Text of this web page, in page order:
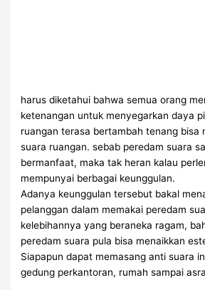
harus diketahui bahwa semua orang
ketenangan untuk menyegarkan daya
ruangan terasa bertambah tenang bisa
suara ruangan. sebab peredam suara
bermanfaat, maka tak heran kalau
mempunyai berbagai keunggulan.
Adanya keunggulan tersebut bakal
pelanggan dalam memakai peredam
kelebihannya yang beraneka ragam,
peredam suara pula bisa menaikkan
Siapapun dapat memasang anti suara
gedung perkantoran, rumah sampai